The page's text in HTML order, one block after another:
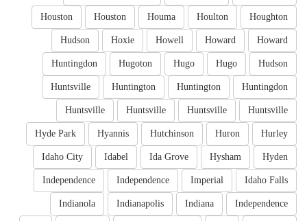
Houghton
Houlton
Houma
Houston
Houston
Howard
Howard
Howell
Hoxie
Hudson
Hudson
Hugo
Hugo
Hugoton
Huntingdon
Huntingdon
Huntington
Huntington
Huntsville
Huntsville
Huntsville
Huntsville
Huntsville
Hurley
Huron
Hutchinson
Hyannis
Hyde Park
Hyden
Hysham
Ida Grove
Idabel
Idaho City
Idaho Falls
Imperial
Independence
Independence
Independence
Indiana
Indianapolis
Indianola